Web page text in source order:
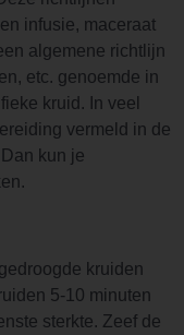
infusie, maceraat
algemene richtlijn
etc. genoemde in
kruid. In veel
vermeld in de
kun je
kruiden
5-10 minuten
sterkte. Zeef de